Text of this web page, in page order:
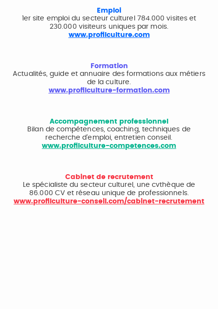
Emploi
1er site emploi du secteur culturel 784.000 visites et
230.000 visiteurs uniques par mois.
www.profilculture.com
Formation
Actualités, guide et annuaire des formations aux métiers
de la culture.
www.profilculture-formation.com
Accompagnement professionnel
Bilan de compétences, coaching, techniques de
recherche d'emploi, entretien conseil.
www.profilculture-competences.com
Cabinet de recrutement
Le spécialiste du secteur culturel, une cvthèque de
86.000 CV et réseau unique de professionnels.
www.profilculture-conseil.com/cabinet-recrutement